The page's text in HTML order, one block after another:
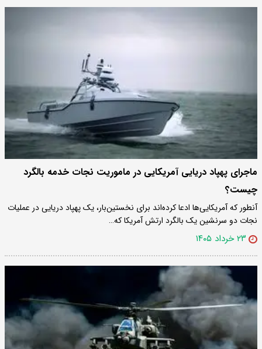
ماجرای پهپاد دریایی آمریکایی در ماموریت نجات خدمه بالگرد
چیست؟
آنطور که آمریکایی‌ها ادعا کرده‌اند برای نخستین‌بار، یک پهپاد دریایی در عملیات
نجات دو سرنشین یک بالگرد ارتش آمریکا که…
۲۳ خرداد ۱۴۰۵